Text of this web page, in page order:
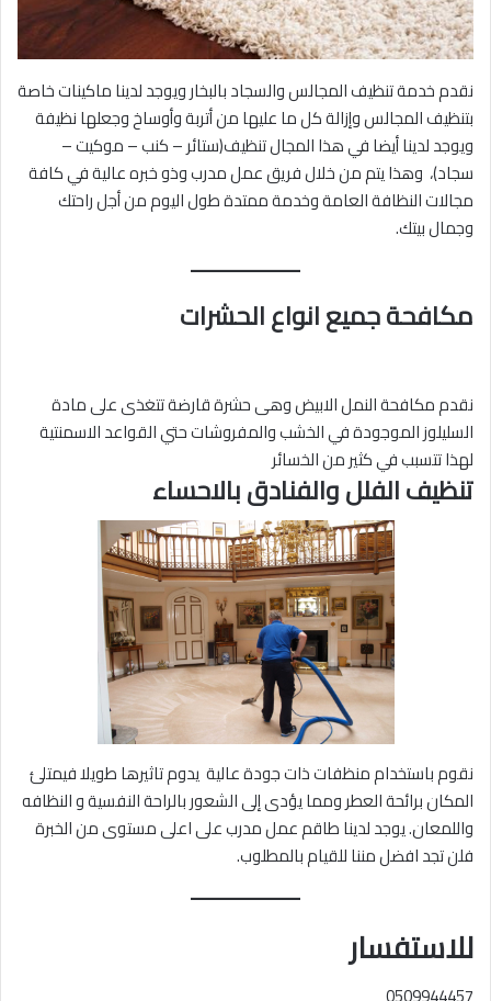
نقدم خدمة تنظيف المجالس والسجاد بالبخار ويوجد لدينا ماكينات خاصة
بتنظيف المجالس وإزالة كل ما عليها من أتربة وأوساخ وجعلها نظيفة
ويوجد لدينا أيضا في هذا المجال تنظيف(ستائر – كنب – موكيت –
سجاد)، وهذا يتم من خلال فريق عمل مدرب وذو خبره عالية في كافة
مجالات النظافة العامة وخدمة ممتدة طول اليوم من أجل راحتك
وجمال بيتك.
مكافحة جميع انواع الحشرات
نقدم مكافحة النمل الابيض وهى حشرة قارضة تتغذى على مادة
السليلوز الموجودة في الخشب والمفروشات حتي القواعد الاسمنتية
لهذا تتسبب في كثير من الخسائر
تنظيف الفلل والفنادق بالاحساء
نقوم باستخدام منظفات ذات جودة عالية يدوم تاثيرها طويلا فيمتلئ
المكان برائحة العطر ومما يؤدى إلى الشعور بالراحة النفسية و النظافه
واللمعان. يوجد لدينا طاقم عمل مدرب على اعلى مستوى من الخبرة
فلن تجد افضل مننا للقيام بالمطلوب.
للاستفسار